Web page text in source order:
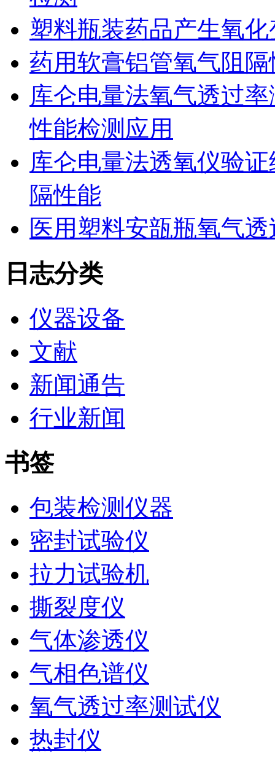
塑料瓶装药品产生氧
药用软膏铝管氧气阻
库仑电量法氧气透过
性能检测应用
库仑电量法透氧仪验
隔性能
医用塑料安瓿瓶氧气
日志分类
仪器设备
文献
新闻通告
行业新闻
书签
包装检测仪器
密封试验仪
拉力试验机
撕裂度仪
气体渗透仪
气相色谱仪
氧气透过率测试仪
热封仪